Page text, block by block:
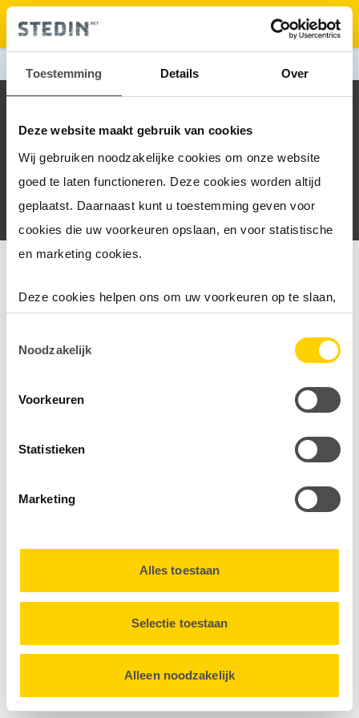
Toestemming Details Over
Deze website maakt gebruik van cookies
Wij gebruiken noodzakelijke cookies om onze website
goed te laten functioneren. Deze cookies worden altijd
geplaatst. Daarnaast kunt u toestemming geven voor
cookies die uw voorkeuren opslaan, en voor statistische
en marketing cookies.
Deze cookies helpen ons om uw voorkeuren op te slaan,
mogelijk te maken content via social media te delen of
cookies om gepersonaliseerde advertenties te tonen op
Door gebruik te maken van optionele cookies verzamelen
wij, samen met onze partners, informatie over u en
volgen wij uw surfgedrag binnen en buiten onze website.
U kunt uw toestemming op elk moment intrekken via de
onderaan onze website.
Noodzakelijk
Voorkeuren
Statistieken
Marketing
Alles toestaan
Selectie toestaan
Alleen noodzakelijk
Privacyverklaring
Cookieverklaring
Responsible Disclosure